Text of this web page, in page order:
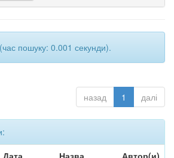
пошуку: 0.001 секунди).
назад 1 далі
Дата
Назва Автор(и)